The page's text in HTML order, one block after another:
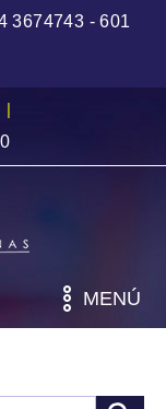
3674743 - 601
|
MENÚ